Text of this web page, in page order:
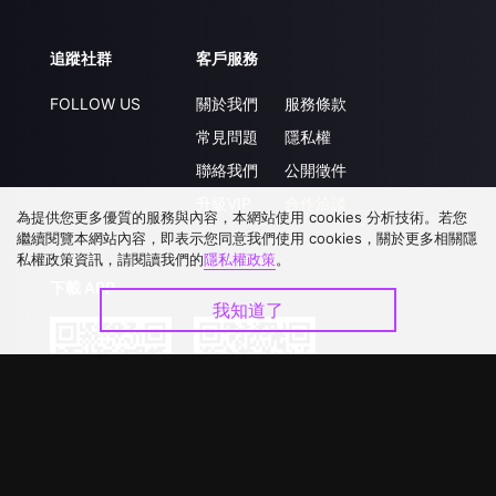
追蹤社群
FOLLOW US
客戶服務
關於我們
常見問題
聯絡我們
服務條款
隱私權
公開徵件
下載 APP
為提供您更多優質的服務與內容，本網站使用 cookies 分析技術。若您
繼續閱覽本網站內容，即表示您同意我們使用 cookies，關於更多相關隱
私權政策資訊，請閱讀我們的隱私權政策。
我知道了